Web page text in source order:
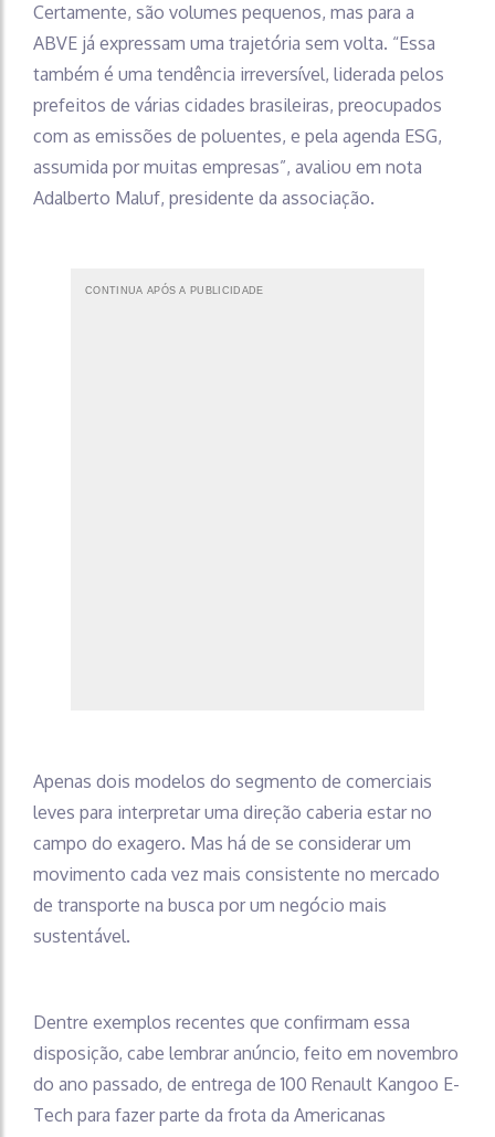
Certamente, são volumes pequenos, mas para a
ABVE já expressam uma trajetória sem volta. “Essa
também é uma tendência irreversível, liderada pelos
prefeitos de várias cidades brasileiras, preocupados
com as emissões de poluentes, e pela agenda ESG,
assumida por muitas empresas”, avaliou em nota
Adalberto Maluf, presidente da associação.
CONTINUA APÓS A PUBLICIDADE
Apenas dois modelos do segmento de comerciais
leves para interpretar uma direção caberia estar no
campo do exagero. Mas há de se considerar um
movimento cada vez mais consistente no mercado
de transporte na busca por um negócio mais
sustentável.
Dentre exemplos recentes que confirmam essa
disposição, cabe lembrar anúncio, feito em novembro
do ano passado, de entrega de 100 Renault Kangoo E-
Tech para fazer parte da frota da Americanas